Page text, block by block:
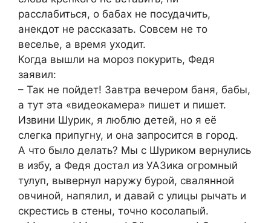
расслабиться, о бабах не посудачить,
анекдот не рассказать. Совсем не то
веселье, а время уходит.
Когда вышли на мороз покурить, Федя
заявил:
– Так не пойдет! Завтра вечером баня, бабы,
а тут эта «видеокамера» пишет и пишет.
Извини Шурик, я люблю детей, но я её
слегка припугну, и она запросится в город.
А что было делать? Мы с Шуриком вернулись
в избу, а Федя достал из УАЗика огромный
тулуп, вывернул наружу бурой, свалянной
овчиной, напялил, и давай с улицы рычать и
скрестись в стены, точно косолапый.